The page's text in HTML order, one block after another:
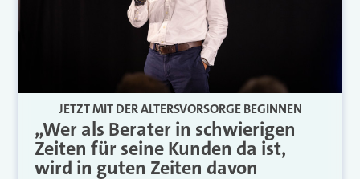
JETZT MIT DER ALTERSVORSORGE BEGINNEN
„Wer als Berater in schwierigen
Zeiten für seine Kunden da ist,
wird in guten Zeiten davon